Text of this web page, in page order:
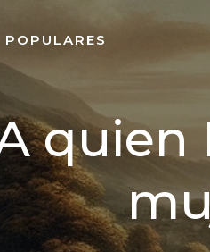
POPULARES
quien